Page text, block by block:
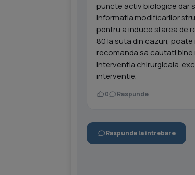
puncte activ biologice dar
informatia modificarilor
pentru a induce starea de
80 la suta din cazuri,
recomanda sa cautati
interventia chirurgicala.
interventie.
0 Raspunde
Raspunde la intrebare